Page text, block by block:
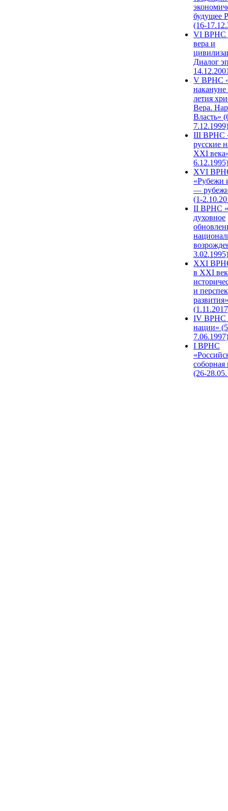
будущее
(16-
VI ВРНС
вера и
Диалог
V ВРНС
накануне
летия
Вера.
Власть»
7.12.1999)
III ВРНС
русские
XXI
6.12.1995)
XVI
«Рубежи
—
(1-
II ВРНС
духовное
3.02.1995)
XХI
в XXI
и
развития»
IV ВРНС
нации»
7.06.1997)
I ВРНС
(26-